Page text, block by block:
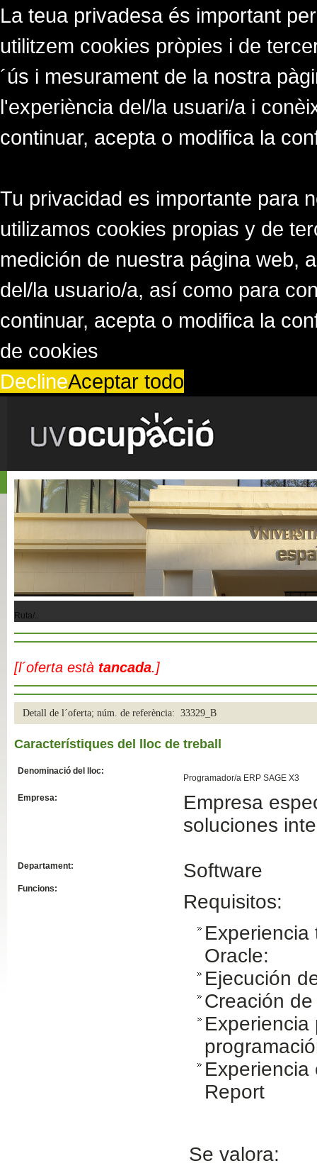
La teua privadesa és important
utilitzem cookies pròpies i de
´ús i mesurament de la nostra
l'experiència del/la usuari/a i
continuar, acepta o modifica la
Tu privacidad es importante para
utilizamos cookies propias y de
medición de nuestra página web,
del/la usuario/a, así como para
continuar, acepta o modifica la
de cookies
DeclineAceptar todo
Ruta/..
[l´oferta està tancada.]
Detall de l´oferta; núm. de referència: 33329_B
Característiques del lloc de treball
Denominació del lloc:
Programador/a ERP SAGE X3
Empresa:
Empresa
soluciones
Departament: Software
Funcions:
Requisitos:
Experiencia
Oracle:
Ejecución
Creación
Experiencia
Report
Se valora: